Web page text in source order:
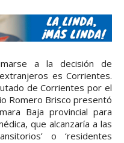
a la decisión de
es Corrientes.
de Corrientes por el
Romero Brisco presentó
Baja provincial para
que alcanzaría a las
o ‘residentes